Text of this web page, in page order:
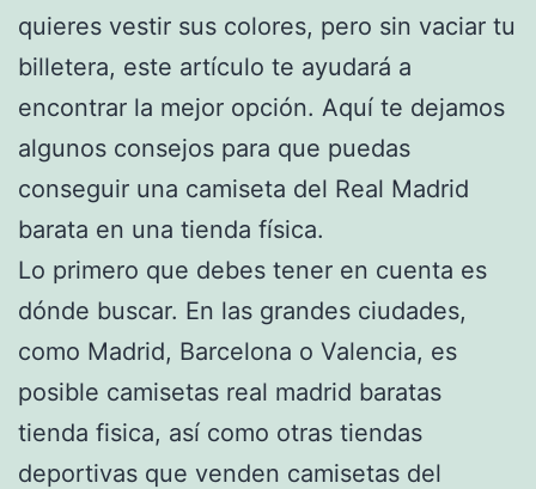
quieres vestir sus colores, pero sin vaciar tu
billetera, este artículo te ayudará a
encontrar la mejor opción. Aquí te dejamos
algunos consejos para que puedas
conseguir una camiseta del Real Madrid
barata en una tienda física.
Lo primero que debes tener en cuenta es
dónde buscar. En las grandes ciudades,
como Madrid, Barcelona o Valencia, es
posible camisetas real madrid baratas
tienda fisica, así como otras tiendas
deportivas que venden camisetas del